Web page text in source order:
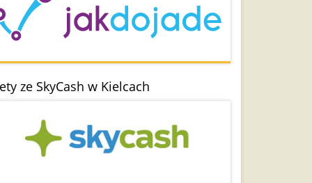
ze SkyCash w Kielcach